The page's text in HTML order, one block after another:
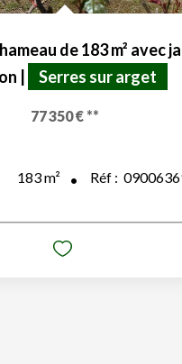
de 183 m² avec
Serres sur arget
77 350 € **
183m² Réf :